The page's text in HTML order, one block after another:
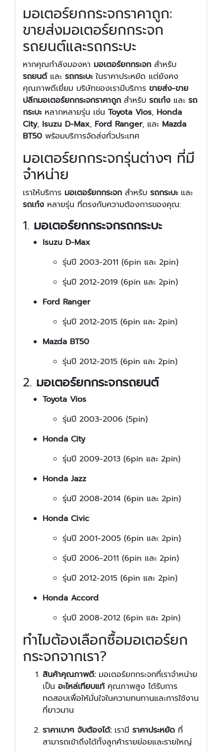
มอเตอร์ยกกระจกราคาถูก:
ขายส่งมอเตอร์ยกกระจก
รถยนต์และรถกระบะ
หากคุณกำลังมองหา มอเตอร์ยกกระจก สำหรับ
รถยนต์และ รถกระบะในราคาประหยัด แต่ยังคง
คุณภาพดีเยี่ยม บริษัทของเรามีบริการ ขายส่ง-ขาย
ปลีกมอเตอร์ยกกระจกราคาถูก สำหรับ รถเก๋ง และ รถ
กระบะหลากหลายรุ่น เช่น Toyota Vios, Honda
City, Isuzu D-Max, Ford Ranger, และ Mazda
BT50 พร้อมบริการจัดส่งทั่วประเทศ
มอเตอร์ยกกระจกรุ่นต่างๆ ที่มี
จำหน่าย
เราให้บริการ มอเตอร์ยกกระจก สำหรับ รถกระบะและ
รถเก๋ง หลายรุ่น ที่ตรงกับความต้องการของคุณ:
1. มอเตอร์ยกกระจกรถกระบะ
Isuzu D-Max
รุ่นปี 2003-2011 (6pin และ 2pin)
รุ่นปี 2012-2019 (6pin และ 2pin)
Ford Ranger
รุ่นปี 2012-2015 (6pin และ 2pin)
Mazda BT50
รุ่นปี 2012-2015 (6pin และ 2pin)
2. มอเตอร์ยกกระจกรถยนต์
Toyota Vios
รุ่นปี 2003-2006 (5pin)
Honda City
รุ่นปี 2009-2013 (6pin และ 2pin)
Honda Jazz
รุ่นปี 2008-2014 (6pin และ 2pin)
Honda Civic
รุ่นปี 2001-2005 (6pin และ 2pin)
รุ่นปี 2006-2011 (6pin และ 2pin)
รุ่นปี 2012-2015 (6pin และ 2pin)
Honda Accord
รุ่นปี 2008-2012 (6pin และ 2pin)
ทำไมต้องเลือกซื้อมอเตอร์ยก
กระจกจากเรา?
สินค้าคุณภาพดี: มอเตอร์ยกกระจกที่เราจำหน่าย
เป็น อะไหล่เทียบแท้คุณภาพสูง ได้รับการ
ทดสอบเพื่อให้มั่นใจในความทนทานและการใช้งาน
ที่ยาวนาน
ราคาเบาๆ จับต้องได้: เรามี ราคาประหยัด ที่
สามารถเข้าถึงได้ทั้งลูกค้ารายย่อยและรายใหญ่